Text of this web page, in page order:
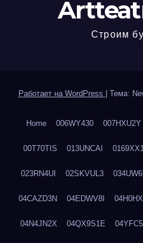
Строим
Работает на WordPress Тема:
Home 006WY430 007HXU2Y
00T70TIS 013UNCAI
023RN4UI 02SKVUL3
04CAZD3N 04EDWV8I
04N4JN2X 04QX9S1E